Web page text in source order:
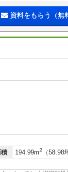
資料をもらう（無
194.99m2
（58.98